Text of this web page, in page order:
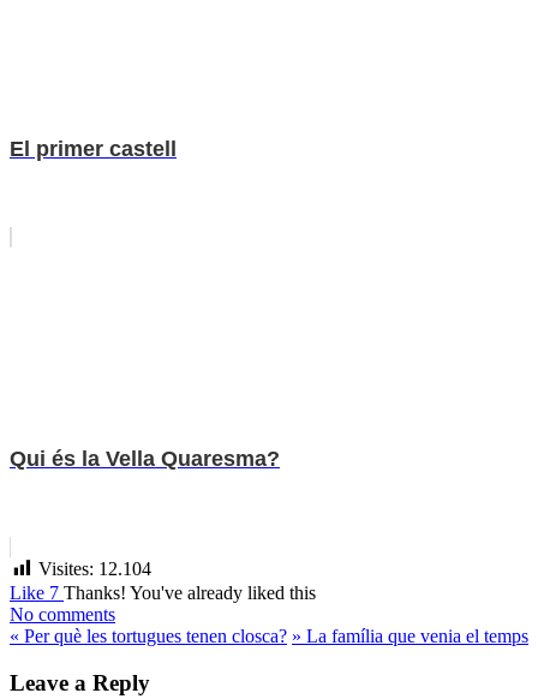
El primer castell
Qui és la Vella Quaresma?
Visites: 12.104
Like 7 Thanks! You've already liked this
No comments
« Per què les tortugues tenen closca? » La família que venia el temps
Leave a Reply